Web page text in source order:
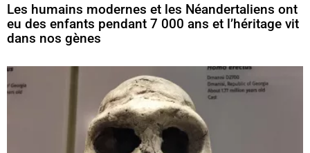
Les humains modernes et les Néandertaliens ont
eu des enfants pendant 7 000 ans et l’héritage vit
dans nos gènes